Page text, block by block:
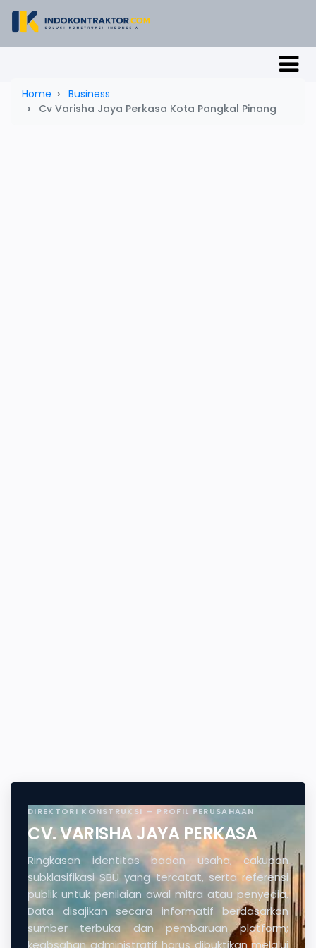
Home
Business
Cv Varisha Jaya Perkasa Kota Pangkal Pinang
DIREKTORI KONSTRUKSI — PROFIL PERUSAHAAN
CV. VARISHA JAYA PERKASA
Ringkasan identitas badan usaha, cakupan
subklasifikasi SBU yang tercatat, serta referensi
publik untuk penilaian awal mitra atau penyedia.
Data disajikan secara informatif berdasarkan
sumber terbuka dan pembaruan platform;
keabsahan administratif harus dibuktikan melalui